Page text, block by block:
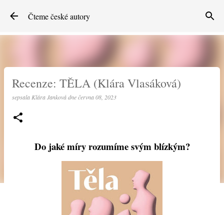
Přeskočit na hlavní obsah
Čteme české autory
Recenze: TĚLA (Klára Vlasáková)
sepsala Klára Jankovádnečervna 08, 2023
Do jaké míry rozumíme svým blízkým?